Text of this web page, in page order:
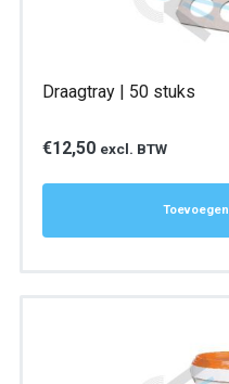
Draagtray | 50 stuks
€12,50 excl. BTW
Toevoegen